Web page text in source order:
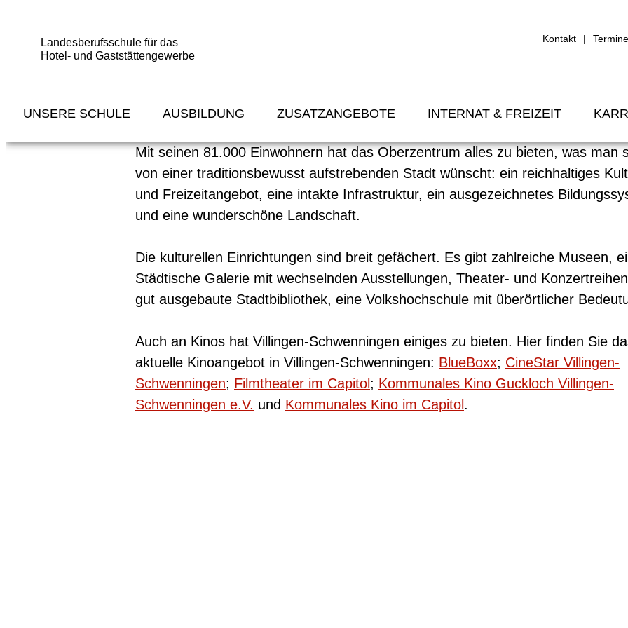
Landesberufsschule für das
Hotel- und Gaststättengewerbe
Kontakt Termine
UNSERE SCHULE AUSBILDUNG ZUSATZANGEBOTE INTERNAT & FREIZEIT
Freizeiteinrichtungen
Mit seinen 81.000 Einwohnern hat das Oberzentrum alles zu bieten, was man
von einer traditionsbewusst aufstrebenden Stadt wünscht: ein reichhaltiges
und Freizeitangebot, eine intakte Infrastruktur, ein ausgezeichnetes
und eine wunderschöne Landschaft.
Die kulturellen Einrichtungen sind breit gefächert. Es gibt zahlreiche Museen,
Städtische Galerie mit wechselnden Ausstellungen, Theater- und
gut ausgebaute Stadtbibliothek, eine Volkshochschule mit überörtlicher
Auch an Kinos hat Villingen-Schwenningen einiges zu bieten. Hier finden Sie
aktuelle Kinoangebot in Villingen-Schwenningen: BlueBoxx; CineStar Villingen-
Schwenningen; Filmtheater im Capitol ; Kommunales Kino Guckloch Villingen-
Schwenningen e.V. und Kommunales Kino im Capitol .